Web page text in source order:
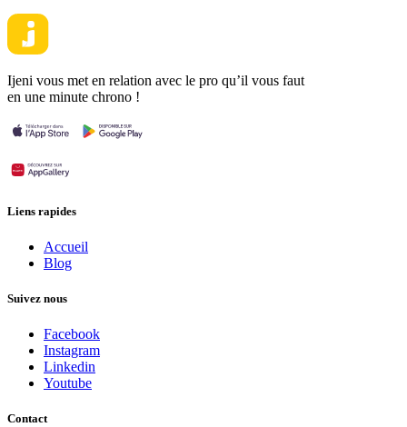
Ijeni vous met en relation avec le pro qu’il vous faut
en une minute chrono !
Liens rapides
Accueil
Blog
Suivez nous
Facebook
Instagram
Linkedin
Youtube
Contact